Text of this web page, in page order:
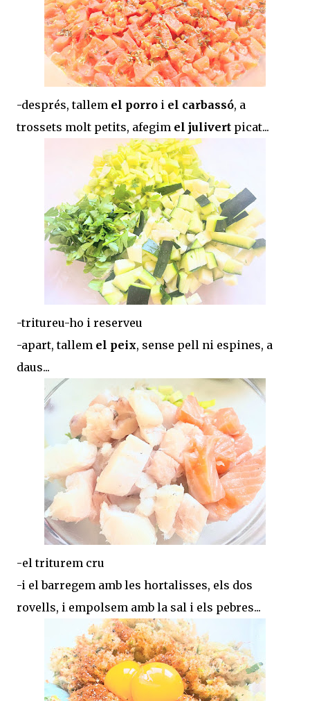
-després, tallem el porro i el carbassó, a
trossets molt petits, afegim el julivert picat...
-tritureu-ho i reserveu
-apart, tallem el peix, sense pell ni espines, a
daus...
-el triturem cru
-i el barregem amb les hortalisses, els dos
rovells, i empolsem amb la sal i els pebres...